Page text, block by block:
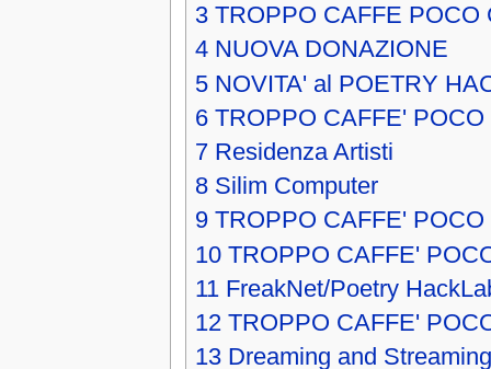
3 TROPPO CAFFE POCO
4 NUOVA DONAZIONE
5 NOVITA' al POETRY
6 TROPPO CAFFE'
7 Residenza Artisti
8 Silim Computer
9 TROPPO CAFFE'
10 TROPPO CAFFE'
11 FreakNet/Poetry
12 TROPPO CAFFE'
13 Dreaming and